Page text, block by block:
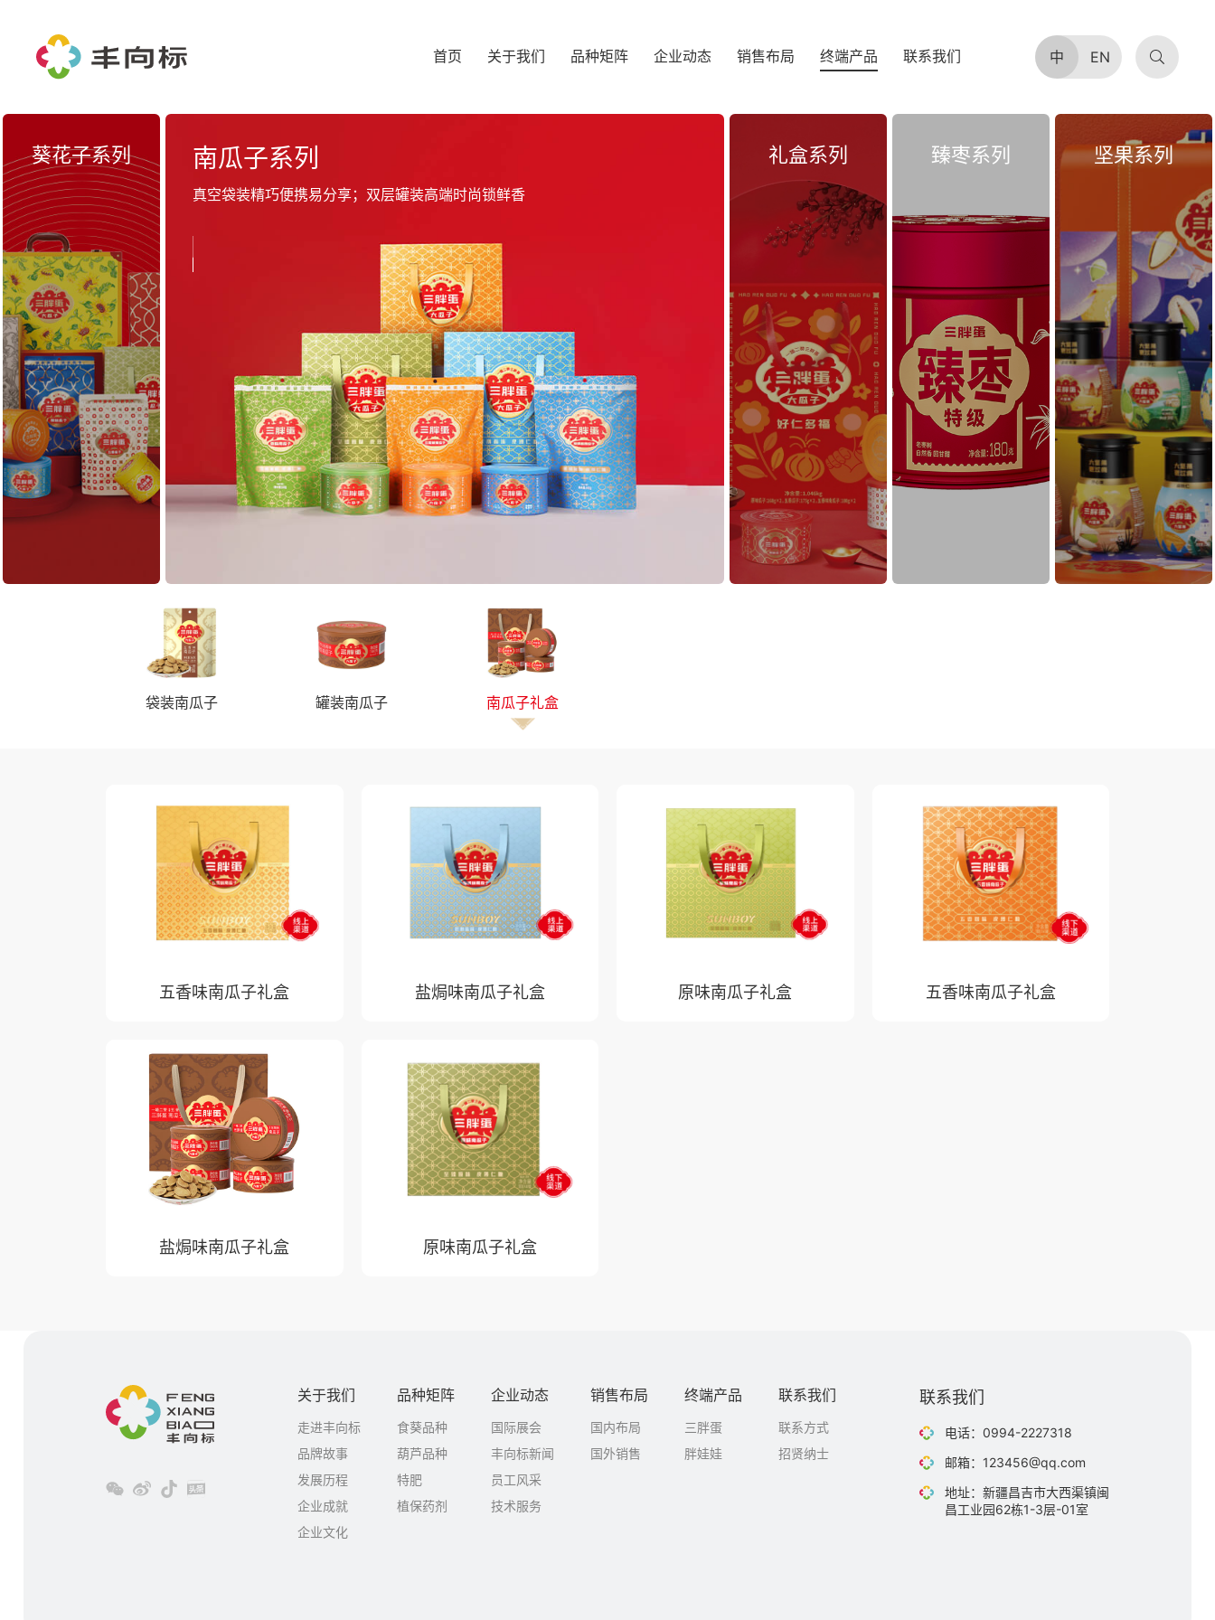
首页 关于我们 品种矩阵 企业动态 销售布局 终端产品 联系我们 中 EN
葵花子系列 南瓜子系列
真空袋装精巧便携易分享；双层罐装高端时尚锁鲜香
礼盒系列 臻枣系列 坚果系列
袋装南瓜子 罐装南瓜子 南瓜子礼盒
五香味南瓜子礼盒 盐焗味南瓜子礼盒 原味南瓜子礼盒 五香味南瓜子礼盒
盐焗味南瓜子礼盒 原味南瓜子礼盒
关于我们
走进丰向标
品牌故事
发展历程
企业成就
企业文化
品种矩阵
食葵品种
葫芦品种
特肥
植保药剂
企业动态
国际展会
丰向标新闻
员工风采
技术服务
销售布局
国内布局
国外销售
终端产品
三胖蛋
胖娃娃
联系我们
联系方式
招贤纳士
联系我们
电话：0994-2227318
邮箱：123456@qq.com
地址：新疆昌吉市大西渠镇闽
昌工业园62栋1-3层-01室